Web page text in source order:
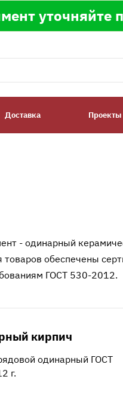
уточняйте
Доставка Проекты
- одинарный
товаров обеспечены
ГОСТ 530-2012.
кирпич
одинарный ГОСТ
г.